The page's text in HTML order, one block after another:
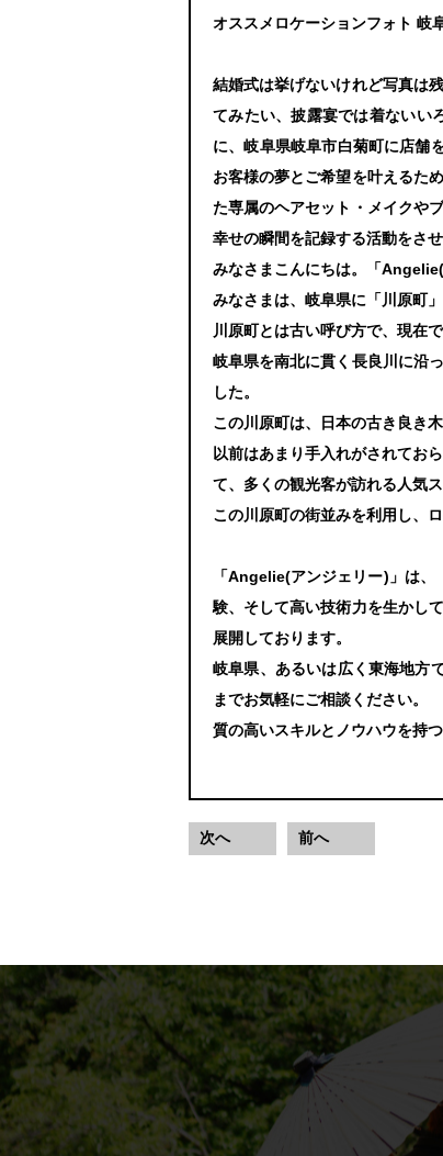
オススメロケーションフォト 岐
結婚式は挙げないけれど写真は
てみたい、披露宴では着ないい
に、岐阜県岐阜市白菊町に店舗
お客様の夢とご希望を叶えるた
た専属のヘアセット・メイクや
幸せの瞬間を記録する活動をさ
みなさまこんにちは。「
みなさまは、岐阜県に「川原町
川原町とは古い呼び方で、現在
岐阜県を南北に貫く長良川に沿
した。
この川原町は、日本の古き良き
以前はあまり手入れがされてお
て、多くの観光客が訪れる人気
この川原町の街並みを利用し、
「Angelie(アンジェリー)」は
験、そして高い技術力を生かし
展開しております。
岐阜県、あるいは広く東海地方
までお気軽にご相談ください。
質の高いスキルとノウハウを持
次へ 前へ